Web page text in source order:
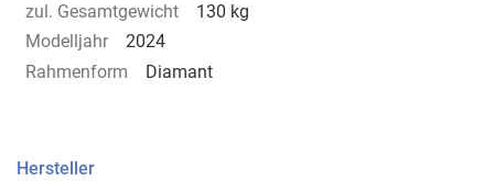
zul. Gesamtgewicht
130 kg
Modelljahr
2024
Rahmenform
Diamant
Hersteller